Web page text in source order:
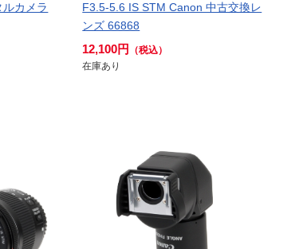
カメラ
F3.5-5.6 IS STM Canon 中古交換レ
ンズ 66868
12,100円
（税込）
在庫あり